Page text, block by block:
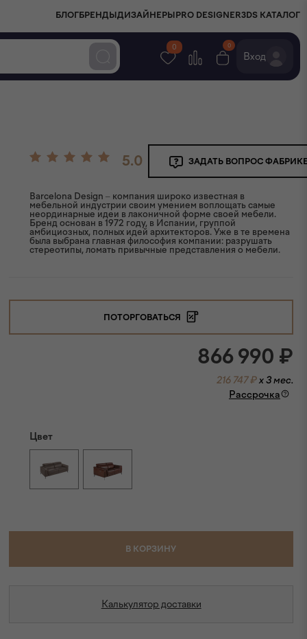
БЛОГ БРЕНДЫ ДИЗАЙНЕРЫ PRO DESIGNER3DS КАТАЛОГ
0 0
Вход
5.0 ЗАДАТЬ ВОПРОС
Barcelona Design – компания широко известная в
мебельной индустрии своим умением воплощать самые
неординарные идеи в лаконичной форме своей мебели.
Бренд основан в 1972 году, в Испании, группой
амбициозных, полных идей архитекторов. Уже в те времена
была выбрана главная философия компании: разрушать
стереотипы, ломать привычные представления о мебели.
ПОТОРГОВАТЬСЯ
866 990 ₽
216 747 ₽x 3 мес.
Рассрочка
Цвет
В КОРЗИНУ
Калькулятор доставки